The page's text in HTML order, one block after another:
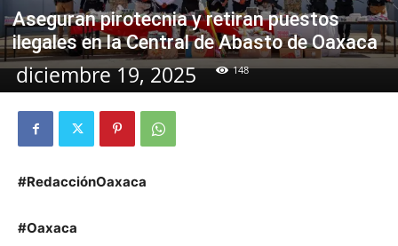
Aseguran pirotecnia y retiran puestos
ilegales en la Central de Abasto de Oaxaca
diciembre 19, 2025 148
#RedacciónOaxaca
#Oaxaca